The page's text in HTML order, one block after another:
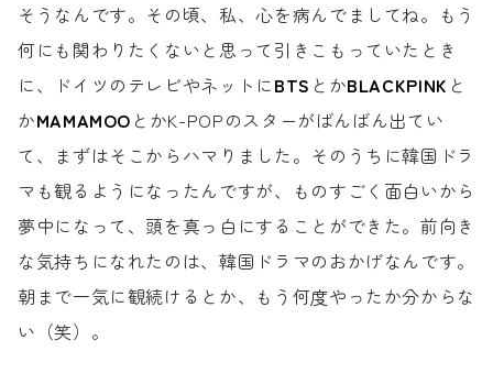
そうなんです。 その頃、私、心を病んでましてね。 もう
何にも関わりたくないと思って引きこもっていたとき
に、
ドイツのテレビやネットにBTS とかBLACKPINK と
かMAMAMOO とかK-POPのスターがばんばん出てい
て、
まずはそこからハマりました。 そのうちに韓国ドラ
マも観るようになったんですが、
ものすごく面白いから
夢中になって、 頭を真っ白にすることができた。前向き
な気持ちになれたのは、韓国ドラマのおかげなんです。
朝まで一気に観続けるとか、 もう何度やったか分からな
い（笑）。